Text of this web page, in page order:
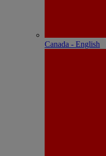
Canada - English